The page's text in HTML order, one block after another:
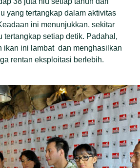
yang tertangkap dalam aktivitas
ini menunjukkan, sekitar
tertangkap setiap detik. Padahal,
ikan ini lambat dan menghasilkan
rentan eksploitasi berlebih.